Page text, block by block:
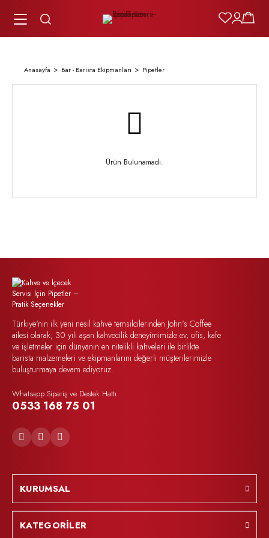
Anasayfa Bar - Barista Ekipmanları Pipetler
Ürün Bulunamadı.
Türkiye'nin ilk yeni nesil kahve temsilcilerinden John's Coffee
ailesi olarak; 30 yılı aşan kahvecilik deneyimimizle ev, ofis, kafe
ve işletmeler için dünyanın en nitelikli kahveleri ile birlikte
barista malzemeleri ve ekipmanlarını değerli müşterilerimizle
buluşturmaya devam ediyoruz.
Whatsapp Sipariş ve Destek Hattı
0533 168 75 01
KURUMSAL
KATEGORİLER